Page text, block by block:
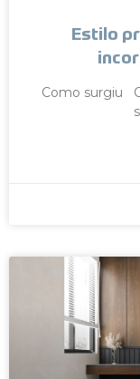
Estilo
Como surgiu